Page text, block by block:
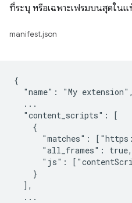
ที่ระบุ หรือเฉพาะเฟรมบนสุดใน
manifest.json
{
  "name": "My extension",
  ...
  "content_scripts": [
    {
"matches":
      "all_frames": true,
"js":
    }
  ],
  ...